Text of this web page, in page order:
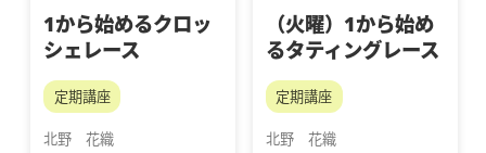
1から始めるクロッ
シェレース
定期講座
北野　花織
（火曜）1から始め
るタティングレース
定期講座
北野　花織